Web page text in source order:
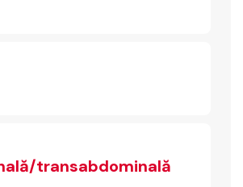
transabdominală